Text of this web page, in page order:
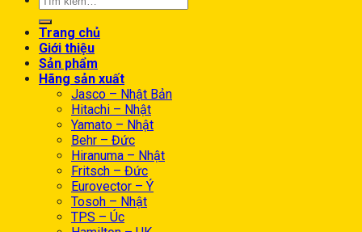
Trang chủ
Giới thiệu
Sản phẩm
Hãng sản xuất
Jasco – Nhật Bản
Hitachi – Nhật
Yamato – Nhật
Behr – Đức
Hiranuma – Nhật
Fritsch – Đức
Eurovector – Ý
Tosoh – Nhật
TPS – Úc